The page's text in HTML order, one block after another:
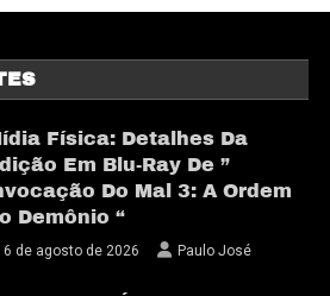
Física: Detalhes Da
Em Blu-Ray De ”
Do Mal 3: A Ordem
Demônio “
6 de agosto de 2026 Paulo José